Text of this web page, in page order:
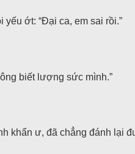
ớt: “Đại ca, em sai rồi.”
biết lượng sức mình.”
khẩn ư, đã chẳng đánh lại